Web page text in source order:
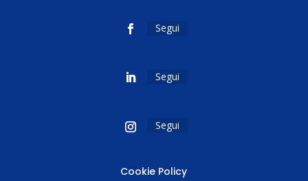
Segui
Segui
Segui
Cookie Policy